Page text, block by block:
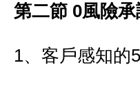
第二節 0風險承
1、客戶感知的